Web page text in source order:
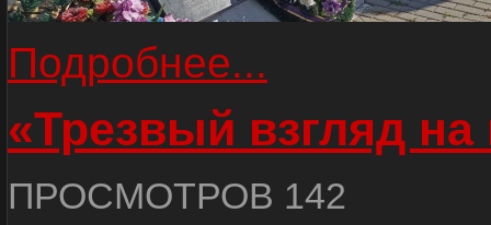
Подробнее...
«Трезвый взгляд на
ПРОСМОТРОВ 142